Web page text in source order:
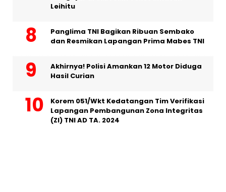
Leihitu
Panglima TNI Bagikan Ribuan Sembako
dan Resmikan Lapangan Prima Mabes TNI
Akhirnya! Polisi Amankan 12 Motor Diduga
Hasil Curian
Korem 051/Wkt Kedatangan Tim Verifikasi
Lapangan Pembangunan Zona Integritas
(ZI) TNI AD TA. 2024